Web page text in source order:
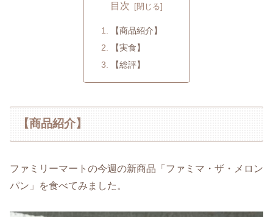
目次
【商品紹介】
【実食】
【総評】
【商品紹介】
ファミリーマートの今週の新商品「ファミマ・ザ・メロン
パン」を食べてみました。